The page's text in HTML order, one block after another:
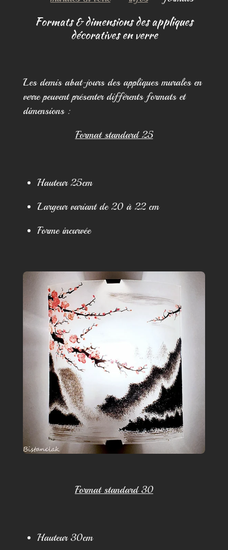
Formats & dimensions des appliques
décoratives en verre
Les demis abat-jours des appliques murales en
verre peuvent présenter différents formats et
dimensions :
Format standard 25
Hauteur 25cm
Largeur variant de 20 à 22 cm
Forme incurvée
Format standard 30
Hauteur 30cm